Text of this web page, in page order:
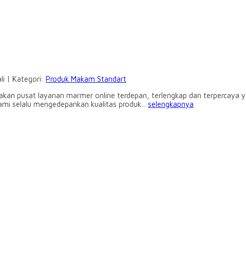
| Kategori: Produk Makam Standart
pusat layanan marmer online terdepan, terlengkap dan terpercaya
selalu mengedepankan kualitas produk... selengkapnya